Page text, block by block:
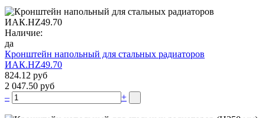
Наличие:
да
Кронштейн напольный для стальных радиаторов
ИАК.НZ49.70
824.12 руб
2 047.50 руб
–
+